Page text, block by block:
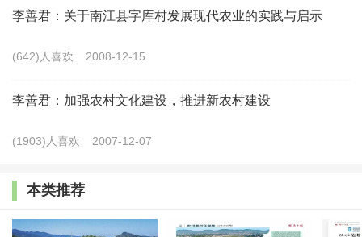
其发展过程中，顺应社会发展新形势，及时解决改革中
富，逐渐由单纯注重民主扩展到法治，再到自治、法
治、德治并重的乡村治理新体系建设。2018年所提出的
验的总结，是针对当前农村人口流动、农村社会结构变
化等新形势的深度调整，是对税改后治理所出现的技术
李善君：关于南江县字库村发展现代农业的实践与启示
(642)人喜欢 2008-12-15
李善君：加强农村文化建设，推进新农村建设
(1903)人喜欢 2007-12-07
本类推荐